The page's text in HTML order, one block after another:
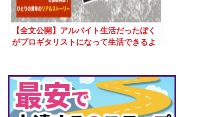
【全文公開】アルバイト生活だったぼく
がプロギタリストになって生活できるよ